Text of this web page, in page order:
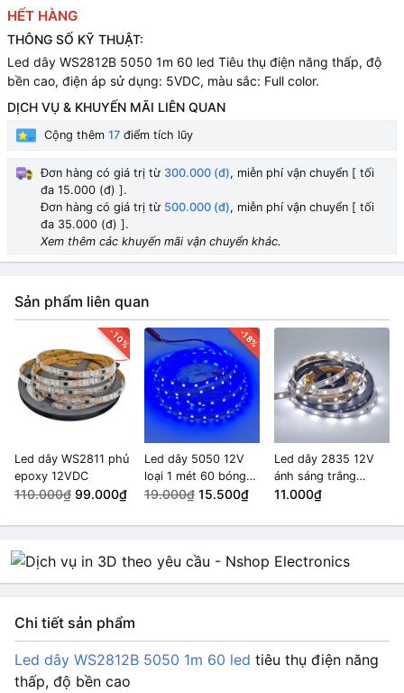
HẾT HÀNG
THÔNG SỐ KỸ THUẬT:
Led dây WS2812B 5050 1m 60 led Tiêu thụ điện năng thấp, độ
bền cao, điện áp sử dụng: 5VDC, màu sắc: Full color.
DỊCH VỤ & KHUYẾN MÃI LIÊN QUAN
Cộng thêm 17 điểm tích lũy
Đơn hàng có giá trị từ 300.000 (đ), miễn phí vận chuyển [ tối
đa 15.000 (đ) ].
Đơn hàng có giá trị từ 500.000 (đ), miễn phí vận chuyển [ tối
đa 35.000 (đ) ].
Xem thêm các khuyến mãi vận chuyển khác.
Sản phẩm liên quan
-10%
Led dây WS2811 phủ
epoxy 12VDC
110.000₫ 99.000₫
-18%
Led dây 5050 12V
loại 1 mét 60 bóng
không phủ epoxy
19.000₫ 15.500₫
Led dây 2835 12V
ánh sáng trắng
6000K 1 mét 60
epoxy
11.000₫
Chi tiết sản phẩm
Led dây WS2812B 5050 1m 60 led tiêu thụ điện năng
thấp, độ bền cao